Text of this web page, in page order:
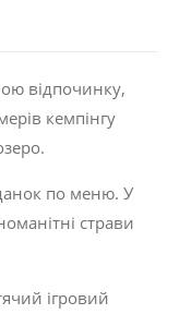
відпочинку,
кемпінгу
по меню. У
страви
ігровий